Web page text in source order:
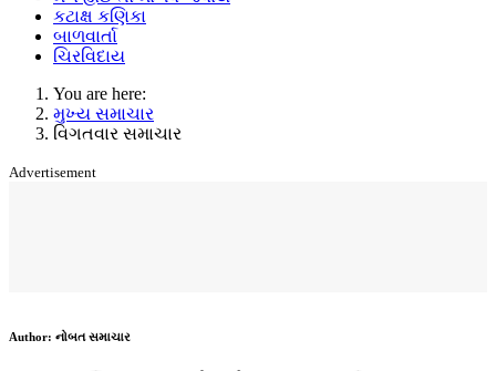
કટાક્ષ કણિકા
બાળવાર્તા
ચિરવિદાય
You are here:
મુખ્ય સમાચાર
વિગતવાર સમાચાર
Advertisement
Author: નોબત સમાચાર